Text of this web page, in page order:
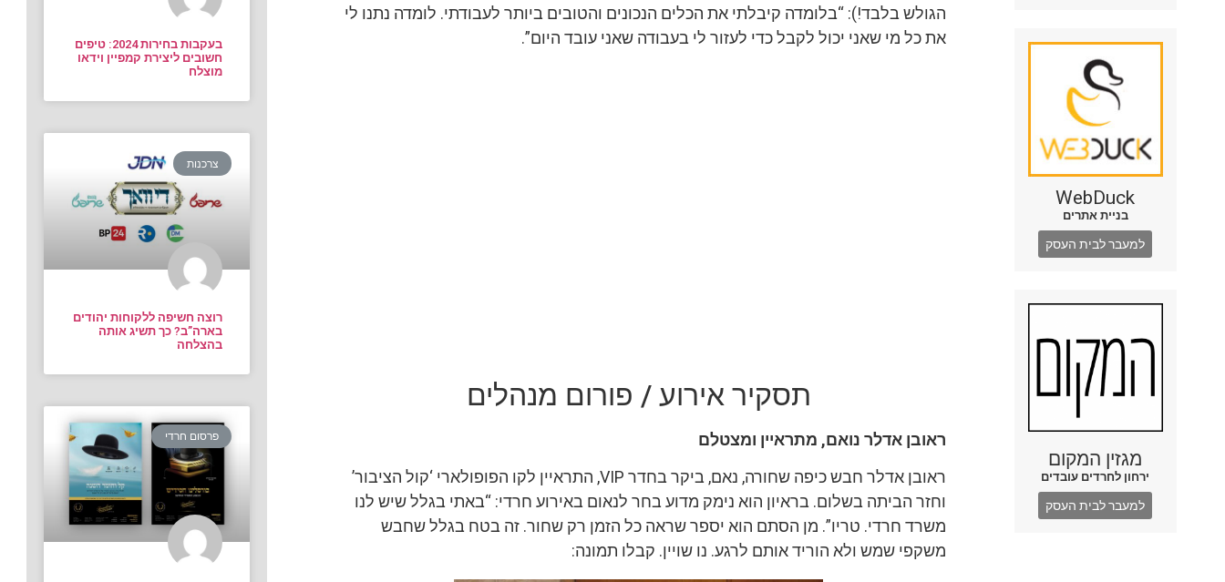
WebDuck
בניית אתרים
למעבר לבית העסק
מגזין המקום
ירחון לחרדים עובדים
למעבר לבית העסק
הגולש בלבד!): “בלומדה קיבלתי את הכלים הנכונים והטובים ביותר לעבודתי. לומדה נתנו לי
את כל מי שאני יכול לקבל כדי לעזור לי בעבודה שאני עובד היום”.
תסקיר אירוע / פורום מנהלים
ראובן אדלר נואם, מתראיין ומצטלם
ראובן אדלר חבש כיפה שחורה, נאם, ביקר בחדר VIP, התראיין לקו הפופולארי ‘קול הציבור’
וחזר הביתה בשלום. בראיון הוא נימק מדוע בחר לנאום באירוע חרדי: “באתי בגלל שיש לנו
משרד חרדי. טריו”. מן הסתם הוא יספר שראה כל הזמן רק שחור. זה בטח בגלל שחבש
משקפי שמש ולא הוריד אותם לרגע. נו שויין. קבלו תמונה:
בעקבות בחירות 2024: טיפים
חשובים ליצירת קמפיין וידאו
מוצלח
צרכנות
רוצה חשיפה ללקוחות יהודים
בארה”ב? כך תשיג אותה
בהצלחה
פרסום חרדי